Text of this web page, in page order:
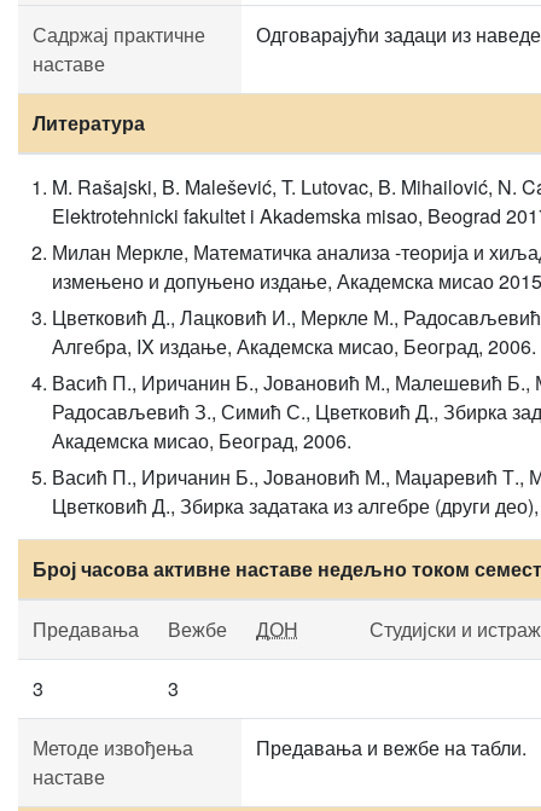
Садржај практичне
наставе
Одговарајући задаци из
Литература
M. Rašajski, B. Malešević, T. Lutovac, B. Mihailović, N.
Elektrotehnicki fakultet i Akademska misao, Beograd
Милан Меркле, Математичка анализа -теорија и
измењено и допуњено издање, Академска мисао
Цветковић Д., Лацковић И., Меркле М.,
Алгебра, IX издање, Академска мисао, Београд, 2006.
Васић П., Иричанин Б., Јовановић М., Малешевић Б.,
Радосављевић З., Симић С., Цветковић Д., Збирка
Академска мисао, Београд, 2006.
Васић П., Иричанин Б., Јовановић М., Маџаревић
Цветковић Д., Збирка задатака из алгебре (други
Број часова активне наставе недељно током
Предавања Вежбе ДОН Студијски и
3 3
Методе извођења
наставе
Предавања и вежбе на табли.